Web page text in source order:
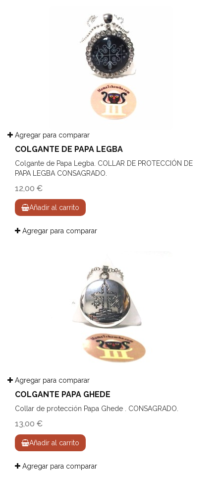
Agregar para comparar
COLGANTE DE PAPA LEGBA
Colgante de Papa Legba. COLLAR DE PROTECCIÓN DE
PAPA LEGBA CONSAGRADO.
12,00 €
Añadir al carrito
Agregar para comparar
Agregar para comparar
COLGANTE PAPA GHEDE
Collar de protección Papa Ghede . CONSAGRADO.
13,00 €
Añadir al carrito
Agregar para comparar